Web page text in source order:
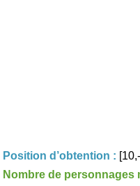
Position d’obtention :
Nombre de personnages